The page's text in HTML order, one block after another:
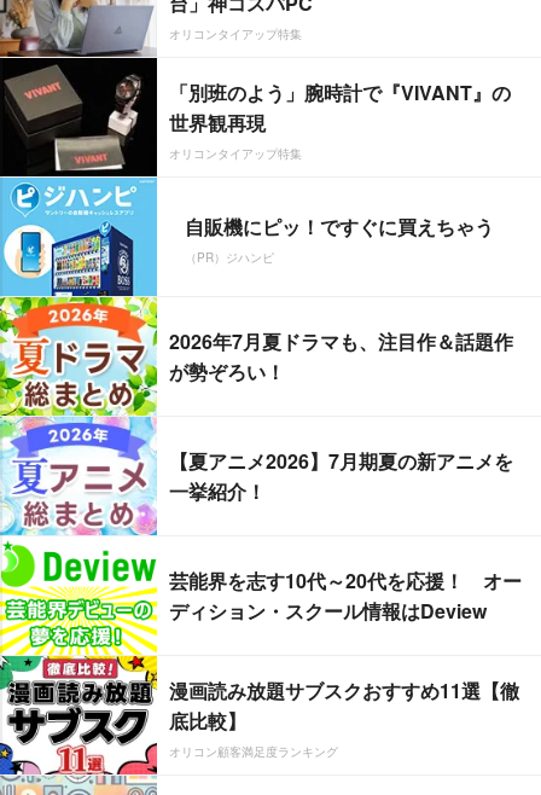
オリコンタイアップ特集
「別班のよう」腕時計で『VIVANT』の
世界観再現
オリコンタイアップ特集
自販機にピッ！ですぐに買えちゃう
（PR）ジハンピ
2026年7月夏ドラマも、注目作＆話題作
が勢ぞろい！
【夏アニメ2026】7月期夏の新アニメを
一挙紹介！
芸能界を志す10代～20代を応援！ オー
ディション・スクール情報はDeview
漫画読み放題サブスクおすすめ11選【徹
底比較】
オリコン顧客満足度ランキング